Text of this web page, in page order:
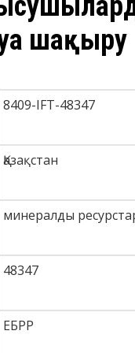
шақыру
8409-IFT-48347
Қазақстан
минералды
48347
ЕБРР